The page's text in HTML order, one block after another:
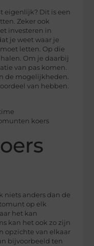
eigenlijk? Dit is een
Zeker ook
investeren in
je weet waar je
letten. Op die
Om je daarbij
van pas komen.
de mogelijkheden.
van hebben.
niets anders dan de
op elk
het kan
kan het ook zo zijn
opzichte van elkaar
bijvoorbeeld ten